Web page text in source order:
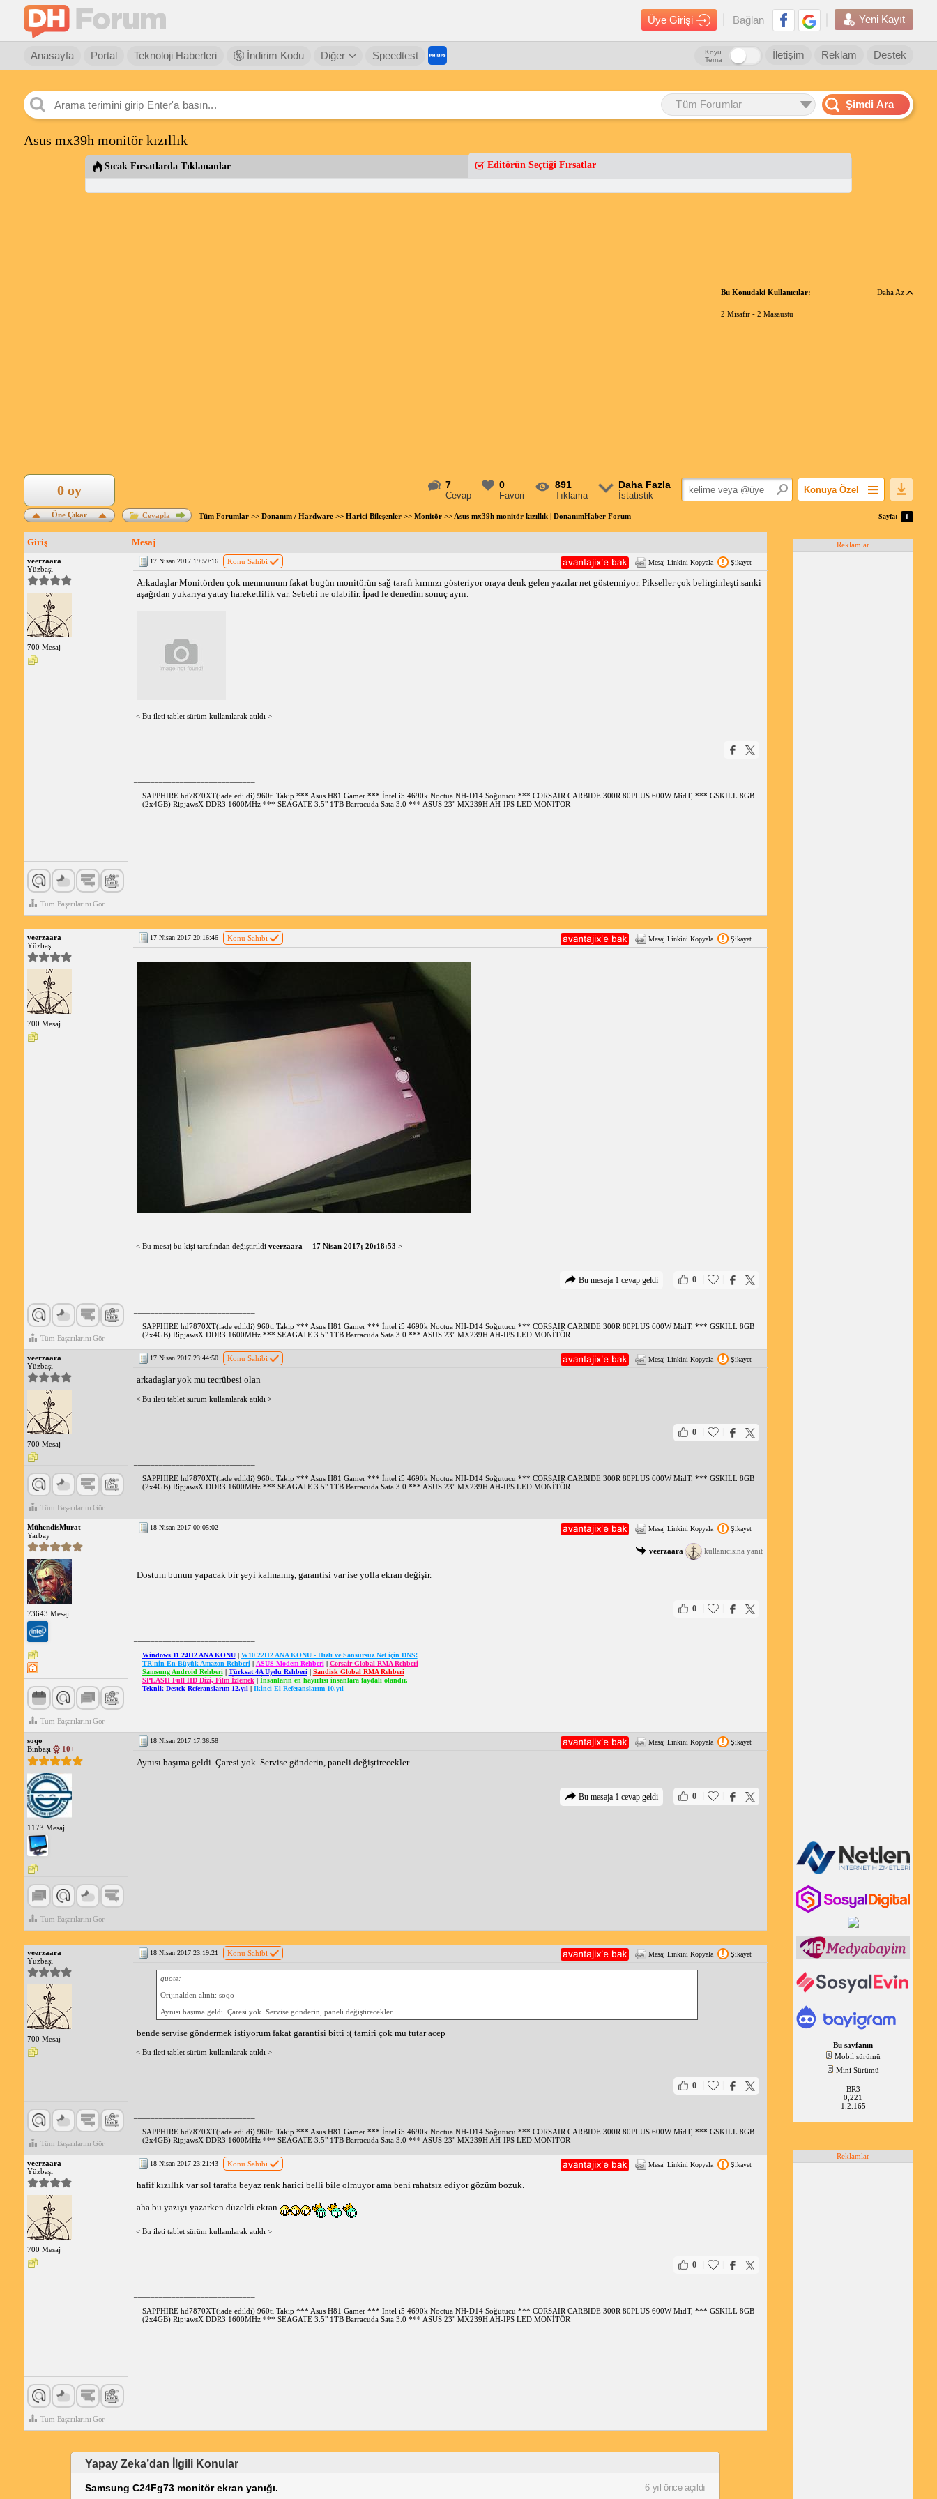
Üye Girişi Bağlan Yeni Kayıt
Anasayfa Portal Teknoloji Haberleri İndirim Kodu Diğer Speedtest Destek
Reklam
İletişim
Koyu
Tema
Tüm Forumlar Şimdi Ara
Asus mx39h monitör kızıllık
Sıcak Fırsatlarda Tıklananlar Editörün Seçtiği Fırsatlar
Bu Konudaki Kullanıcılar: Daha Az
2 Misafir - 2 Masaüstü
7
Cevap
0
Favori
891
Tıklama
Daha Fazla
İstatistik
Konuya Özel
Popüler Mesajlar
Öne Çıkar
0 oy
Cevapla Tüm Forumlar>> Donanım / Hardware>> Harici Bileşenler>> Monitör>> Asus mx39h monitör kızıllık | DonanımHaber Forum Sayfa: 1
Giriş Mesaj
veerzaara
Yüzbaşı
700 Mesaj
Tüm Başarılarını Gör
17 Nisan 2017 19:59:16 Konu Sahibi Mesaj Linkini Kopyala Şikayet
Arkadaşlar Monitörden çok memnunum fakat bugün monitörün sağ tarafı kırmızı gösteriyor oraya denk gelen yazılar net göstermiyor. Pikseller çok belirginleşti.sanki
aşağıdan yukarıya yatay hareketlilik var. Sebebi ne olabilir. İpadle denedim sonuç aynı.
< Bu ileti tablet sürüm kullanılarak atıldı >
SAPPHIRE hd7870XT(iade edildi) 960ti Takip *** Asus H81 Gamer *** İntel i5 4690k Noctua NH-D14 Soğutucu *** CORSAIR CARBIDE 300R 80PLUS 600W MidT, *** GSKILL 8GB
(2x4GB) RipjawsX DDR3 1600MHz *** SEAGATE 3.5" 1TB Barracuda Sata 3.0 *** ASUS 23" MX239H AH-IPS LED MONİTÖR
veerzaara
Yüzbaşı
700 Mesaj
Tüm Başarılarını Gör
17 Nisan 2017 20:16:46 Konu Sahibi Mesaj Linkini Kopyala Şikayet
< Bu mesaj bu kişi tarafından değiştirildi veerzaara -- 17 Nisan 2017; 20:18:53 >
0
Bu mesaja 1 cevap geldi
SAPPHIRE hd7870XT(iade edildi) 960ti Takip *** Asus H81 Gamer *** İntel i5 4690k Noctua NH-D14 Soğutucu *** CORSAIR CARBIDE 300R 80PLUS 600W MidT, *** GSKILL 8GB
(2x4GB) RipjawsX DDR3 1600MHz *** SEAGATE 3.5" 1TB Barracuda Sata 3.0 *** ASUS 23" MX239H AH-IPS LED MONİTÖR
veerzaara
Yüzbaşı
700 Mesaj
Tüm Başarılarını Gör
17 Nisan 2017 23:44:50 Konu Sahibi Mesaj Linkini Kopyala Şikayet
arkadaşlar yok mu tecrübesi olan
< Bu ileti tablet sürüm kullanılarak atıldı >
0
SAPPHIRE hd7870XT(iade edildi) 960ti Takip *** Asus H81 Gamer *** İntel i5 4690k Noctua NH-D14 Soğutucu *** CORSAIR CARBIDE 300R 80PLUS 600W MidT, *** GSKILL 8GB
(2x4GB) RipjawsX DDR3 1600MHz *** SEAGATE 3.5" 1TB Barracuda Sata 3.0 *** ASUS 23" MX239H AH-IPS LED MONİTÖR
MühendisMurat
Yarbay
73643 Mesaj
Tüm Başarılarını Gör
18 Nisan 2017 00:05:02 Mesaj Linkini Kopyala Şikayet
veerzaara kullanıcısına yanıt
Dostum bunun yapacak bir şeyi kalmamış, garantisi var ise yolla ekran değişir.
0
Windows 11 24H2 ANA KONU| W10 22H2 ANA KONU - Hızlı ve Sansürsüz Net için DNS!
TR'nin En Büyük Amazon Rehberi| ASUS Modem Rehberi| Corsair Global RMA Rehberi
Samsung Android Rehberi| Türksat 4A Uydu Rehberi| Sandisk Global RMA Rehberi
SPLASH Full HD Dizi, Film İzlemek| İnsanların en hayırlısı insanlara faydalı olandır.
Teknik Destek Referanslarım 12.yıl| İkinci El Referanslarım 10.yıl
soqo
Binbaşı
10+
1173 Mesaj
Tüm Başarılarını Gör
18 Nisan 2017 17:36:58 Mesaj Linkini Kopyala Şikayet
Aynısı başıma geldi. Çaresi yok. Servise gönderin, paneli değiştirecekler.
0
Bu mesaja 1 cevap geldi
veerzaara
Yüzbaşı
700 Mesaj
Tüm Başarılarını Gör
18 Nisan 2017 23:19:21 Konu Sahibi Mesaj Linkini Kopyala Şikayet
quote:
Orijinalden alıntı: soqo
Aynısı başıma geldi. Çaresi yok. Servise gönderin, paneli değiştirecekler.
bende servise göndermek istiyorum fakat garantisi bitti :( tamiri çok mu tutar acep
< Bu ileti tablet sürüm kullanılarak atıldı >
0
SAPPHIRE hd7870XT(iade edildi) 960ti Takip *** Asus H81 Gamer *** İntel i5 4690k Noctua NH-D14 Soğutucu *** CORSAIR CARBIDE 300R 80PLUS 600W MidT, *** GSKILL 8GB
(2x4GB) RipjawsX DDR3 1600MHz *** SEAGATE 3.5" 1TB Barracuda Sata 3.0 *** ASUS 23" MX239H AH-IPS LED MONİTÖR
veerzaara
Yüzbaşı
700 Mesaj
Tüm Başarılarını Gör
18 Nisan 2017 23:21:43 Konu Sahibi Mesaj Linkini Kopyala Şikayet
hafif kızıllık var sol tarafta beyaz renk harici belli bile olmuyor ama beni rahatsız ediyor gözüm bozuk.
aha bu yazıyı yazarken düzeldi ekran
< Bu ileti tablet sürüm kullanılarak atıldı >
0
SAPPHIRE hd7870XT(iade edildi) 960ti Takip *** Asus H81 Gamer *** İntel i5 4690k Noctua NH-D14 Soğutucu *** CORSAIR CARBIDE 300R 80PLUS 600W MidT, *** GSKILL 8GB
(2x4GB) RipjawsX DDR3 1600MHz *** SEAGATE 3.5" 1TB Barracuda Sata 3.0 *** ASUS 23" MX239H AH-IPS LED MONİTÖR
Yapay Zeka’dan İlgili Konular
Samsung C24Fg73 monitör ekran yanığı. 6 yıl önce açıldı
Reklamlar
Bu sayfanın
Mobil sürümü
Mini Sürümü
BR3
0,221
1.2.165
Reklamlar